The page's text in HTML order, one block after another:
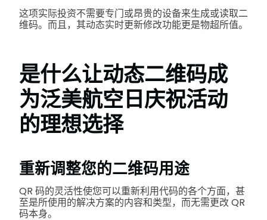
这项实际投资不需要专门或昂贵的设备来生成或读取二
维码。而且，其动态实时更新修改功能更是物超所值。
是什么让动态二维码成
为泛美航空日庆祝活动
的理想选择
重新调整您的二维码用途
QR 码的灵活性使您可以重新利用代码的各个方面，甚
至是所使用的解决方案的内容和类型，而无需更改 QR
码本身。